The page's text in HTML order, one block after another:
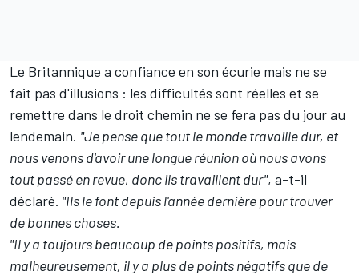
Le Britannique a confiance en son écurie mais ne se
fait pas d'illusions : les difficultés sont réelles et se
remettre dans le droit chemin ne se fera pas du jour au
lendemain. "Je pense que tout le monde travaille dur, et
nous venons d'avoir une longue réunion où nous avons
tout passé en revue, donc ils travaillent dur", a-t-il
déclaré. "Ils le font depuis l'année dernière pour trouver
de bonnes choses.
"Il y a toujours beaucoup de points positifs, mais
malheureusement, il y a plus de points négatifs que de